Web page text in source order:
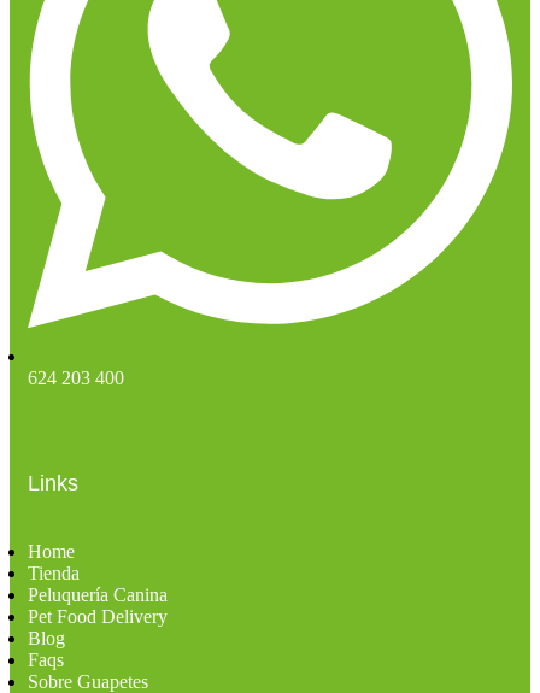
624 203 400
Links
Home
Tienda
Peluquería Canina
Pet Food Delivery
Blog
Faqs
Sobre Guapetes